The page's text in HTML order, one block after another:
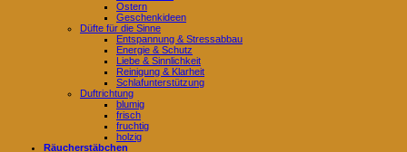
Ostern
Geschenkideen
Düfte für die Sinne
Entspannung & Stressabbau
Energie & Schutz
Liebe & Sinnlichkeit
Reinigung & Klarheit
Schlafunterstützung
Duftrichtung
blumig
frisch
fruchtig
holzig
Räucherstäbchen